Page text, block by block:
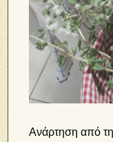
Ανάρτηση από